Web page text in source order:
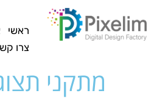
ראשי
צרו
מתקני